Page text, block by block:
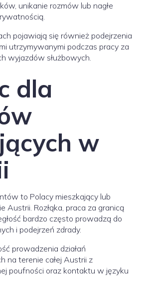
unikanie rozmów lub nagłe
pojawiają się również podejrzenia
utrzymywanymi podczas pracy za
wyjazdów służbowych.
dla
w
to Polacy mieszkający lub
Austrii. Rozłąka, praca za granicą
bardzo często prowadzą do
i podejrzeń zdrady.
prowadzenia działań
na terenie całej Austrii z
poufności oraz kontaktu w języku